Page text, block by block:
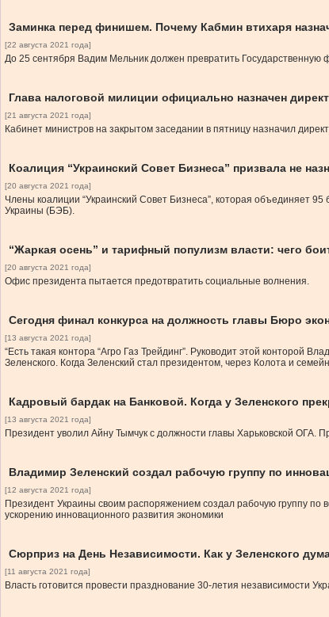
Заминка перед финишем. Почему Кабмин втихаря
[22 августа 2021 года]
До 25 сентября Вадим Мельник должен превратить Государственную
Глава налоговой милиции официально назначен
[21 августа 2021 года]
Кабинет министров на закрытом заседании в пятницу назначил
Коалиция “Украинский Совет Бизнеса” призвала не
[20 августа 2021 года]
Члены коалиции “Украинский Совет Бизнеса”, которая объединяет
Украины (БЭБ).
“Жаркая осень” и тарифный популизм власти: чего
[20 августа 2021 года]
Офис президента пытается предотвратить социальные волнения.
Сегодня финал конкурса на должность главы Бюро
[13 августа 2021 года]
“Есть такая контора “Агро Газ Трейдинг”. Руководит этой конторой
Зеленского. Когда Зеленский стал президентом, через Колота и
Кадровый бардак на Банковой. Когда у Зеленского
[13 августа 2021 года]
Президент уволил Айну Тымчук с должности главы Харьковской ОГА.
Владимир Зеленский создал рабочую группу по
[12 августа 2021 года]
Президент Украины своим распоряжением создал рабочую группу
ускорению инновационного развития экономики
Сюрприз на День Независимости. Как у Зеленского
[11 августа 2021 года]
Власть готовится провести празднование 30-летия независимости